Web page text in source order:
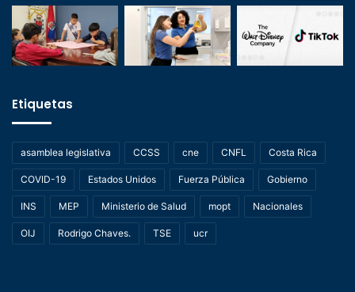
Etiquetas
asamblea legislativa CCSS cne CNFL Costa Rica
COVID-19 Estados Unidos Fuerza Pública Gobierno
INS MEP Ministerio de Salud mopt Nacionales
OIJ Rodrigo Chaves. TSE ucr